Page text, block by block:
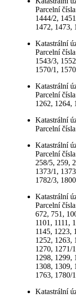
Parcelní
1444/2,
1472, 1473,
Katastrální
Parcelní
1543/3,
1570/1,
Katastrální
Parcelní
1262, 1264,
Katastrální
Parcelní
Katastrální
Parcelní
258/5, 259,
1373/1,
1782/3,
Katastrální
Parcelní
672, 751,
1101, 1111,
1145, 1223,
1252, 1263,
1270, 1271/
1298, 1299,
1308, 1309,
1763, 1780/1
Katastrální